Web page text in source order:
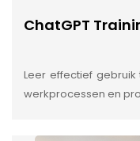
ChatGPT
Leer effectief gebruik
werkprocessen en